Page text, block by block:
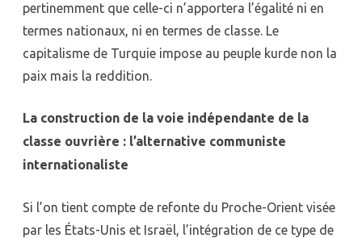
pertinemment que celle-ci n’apportera l’égalité ni en
termes nationaux, ni en termes de classe. Le
capitalisme de Turquie impose au peuple kurde non la
paix mais la reddition.
La construction de la voie indépendante de la
classe ouvrière : l’alternative communiste
internationaliste
Si l’on tient compte de refonte du Proche-Orient visée
par les États-Unis et Israël, l’intégration de ce type de